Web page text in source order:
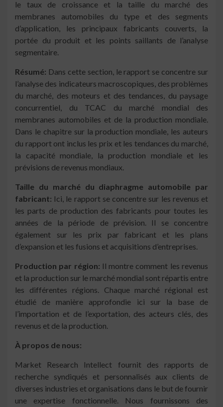
le taux de croissance et la taille du marché des
membranes automobiles du type et des segments
d’application, les principaux fabricants couverts, la
portée du produit et les points saillants de l’analyse
segmentaire.
Résumé: Dans cette section, le rapport se concentre sur
l’analyse des indicateurs macroscopiques, des problèmes
du marché, des moteurs et des tendances, du paysage
concurrentiel, du TCAC du marché mondial des
membranes automobiles et de la production mondiale.
Dans le chapitre sur la production mondiale, les auteurs
du rapport ont inclus les prix et les tendances du marché,
la capacité mondiale, la production mondiale et les
prévisions de revenus mondiaux.
Taille du marché du diaphragme automobile par
fabricant: Ici, le rapport se concentre sur les revenus et
les parts de production des fabricants pour toutes les
années de la période de prévision. Il se concentre
également sur les prix par fabricant et les plans
d’expansion et les fusions et acquisitions d’entreprises.
Production par région: Il montre comment les revenus
et la production sur le marché mondial sont répartis entre
les différentes régions. Chaque marché régional est
étudié de manière approfondie ici sur la base de
l’importation et de l’exportation, des acteurs clés, des
revenus et de la production.
À propos de nous:
Market Research Intellect fournit des rapports de
recherche syndiqués et personnalisés aux clients de
diverses industries et organisations dans le but de fournir
une expertise fonctionnelle. Nous fournissons des